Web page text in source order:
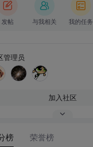
发帖 与我相关 我的任务
管理员
加入社区
榜 荣誉榜